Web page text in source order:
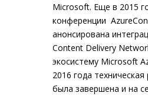
Microsoft. Еще в 2015
конференции
анонсирована
Content Delivery
экосистему Microsoft
2016 года техническая
была завершена и на